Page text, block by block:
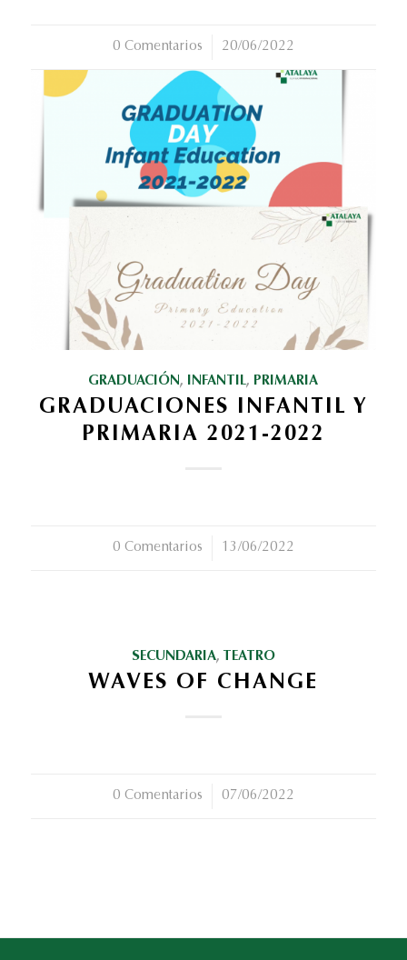
0 Comentarios
/ 20/06/2022
GRADUACIÓN, INFANTIL, PRIMARIA
GRADUACIONES INFANTIL Y
PRIMARIA 2021-2022
0 Comentarios
/ 13/06/2022
SECUNDARIA, TEATRO
WAVES OF CHANGE
0 Comentarios
/ 07/06/2022